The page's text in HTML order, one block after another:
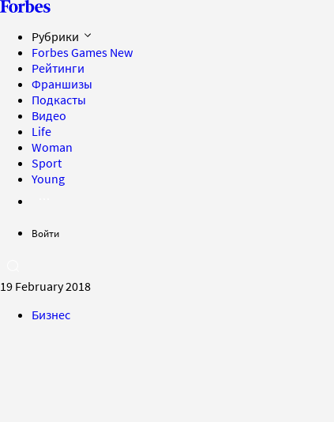
Рубрики
Forbes Games New
Рейтинги
Франшизы
Подкасты
Видео
Life
Woman
Sport
Young
Войти
19 February 2018
Бизнес